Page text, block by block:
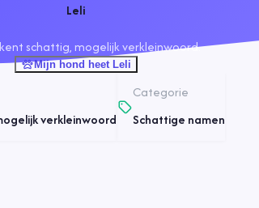
Leli
schattig, mogelijk verkleinwoord.
Mijn hond heet Leli
verkleinwoord
Categorie
Schattige namen